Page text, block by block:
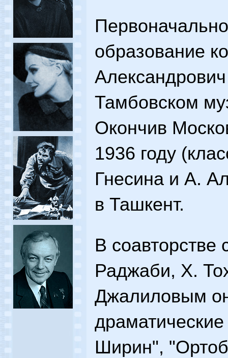
образование
Тамбовском
Окончив
1936 году
Гнесина и А.
в Ташкент.
В
Раджаби, X.
Джалиловым
Ширин",